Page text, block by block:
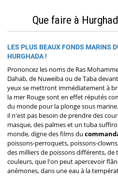
Que faire à
LES PLUS BEAUX FONDS MARINS
HURGHADA !
Prononcez les noms de Ras
Dahab, de Nuweiba ou de Taba
yeux se mettront immédiatement à
la mer Rouge sont en effet réputés
du monde pour la plonge sous
il n'est pas besoin de prendre des
masque, des palmes et un tuba
monde, digne des films du
poissons-perroquets, poissons-
des milliers de poissons différents,
couleurs, que l'on peut apercevoir
anémones, dans une eau à la